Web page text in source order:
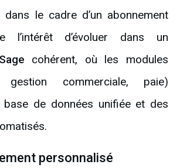
dans le cadre d’un abonnement
l’intérêt d’évoluer dans un
cohérent, où les modules
gestion commerciale, paie)
base de données unifiée et des
personnalisé